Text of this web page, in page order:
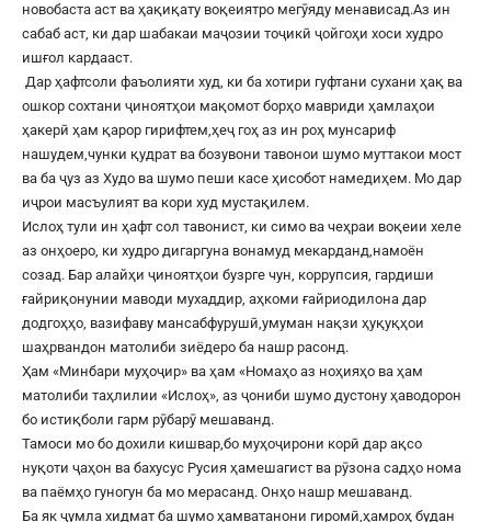
новобаста аст ва ҳақиқату воқеиятро мегӯяду менависад.Аз ин
сабаб аст, ки дар шабакаи маҷозии тоҷикӣ ҷойгоҳи хоси худро
ишғол кардааст.
Дар ҳафтсоли фаъолияти худ, ки ба хотири гуфтани сухани ҳақ ва
ошкор сохтани ҷиноятҳои мақомот борҳо мавриди ҳамлаҳои
ҳакерӣ ҳам қарор гирифтем,ҳеҷ гоҳ аз ин роҳ мунсариф
нашудем,чунки қудрат ва бозувони тавонои шумо муттакои мост
ва ба ҷуз аз Худо ва шумо пеши касе ҳисобот намедиҳем. Мо дар
иҷрои масъулият ва кори худ мустақилем.
Ислоҳ тули ин ҳафт сол тавонист, ки симо ва чеҳраи воқеии хеле
аз онҳоеро, ки худро дигаргуна вонамуд мекарданд,намоён
созад. Бар алайҳи ҷиноятҳои бузрге чун, коррупсия, гардиши
ғайриқонунии маводи мухаддир, аҳкоми ғайриодилона дар
додгоҳҳо, вазифаву мансабфурушӣ,умуман нақзи ҳуқуқҳои
шаҳрвандон матолиби зиёдеро ба нашр расонд.
Ҳам «Минбари муҳоҷир» ва ҳам «Номаҳо аз ноҳияҳо ва ҳам
матолиби таҳлилии «Ислоҳ», аз ҷониби шумо дустону ҳаводорон
бо истиқболи гарм рӯбарӯ мешаванд.
Тамоси мо бо дохили кишвар,бо муҳоҷирони корӣ дар ақсо
нуқоти ҷаҳон ва бахусус Русия ҳамешагист ва рӯзона садҳо нома
ва паёмҳо гуногун ба мо мерасанд. Онҳо нашр мешаванд.
Ба як ҷумла хидмат ба шумо ҳамватанони гиромӣ,ҳамроҳ будан